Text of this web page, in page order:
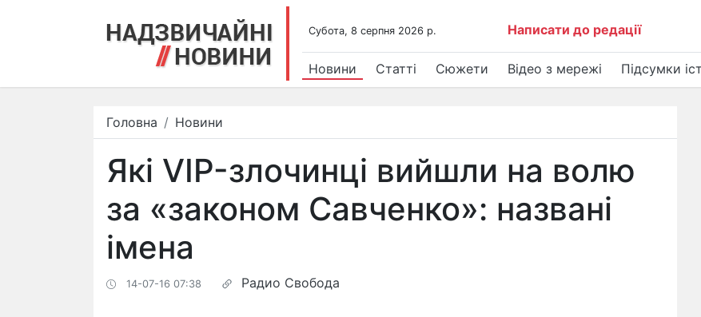
Субота, 8 серпня 2026 р. Написати до редації
Новини Статті Сюжети Відео з мережі Підсумки
Головна Новини
Які VIP-злочинці вийшли на волю
за «законом Савченко»: названі
імена
14-07-16 07:38 Радио Свобода